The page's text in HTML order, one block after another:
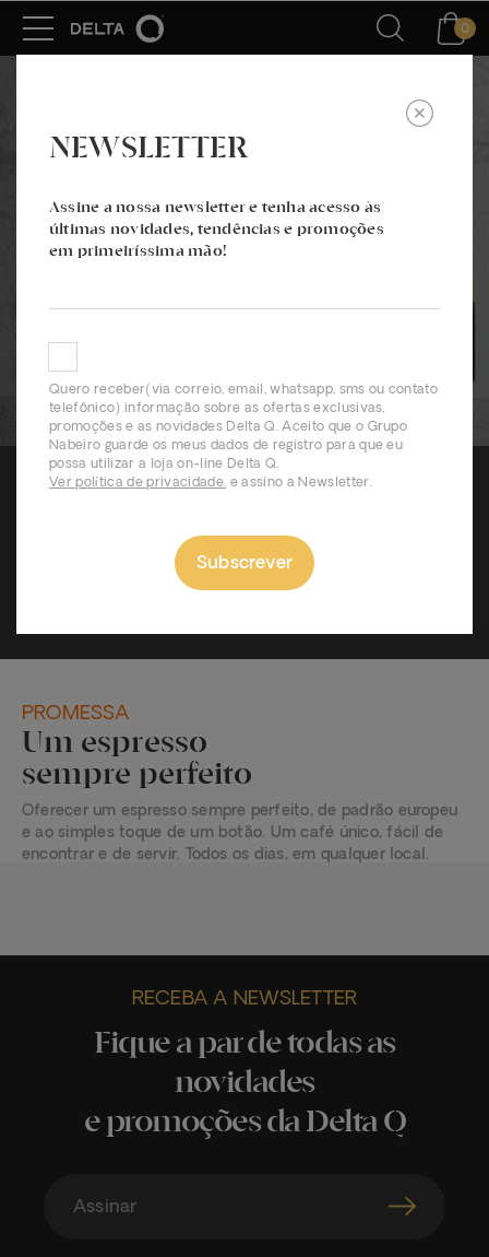
0
PROMESSA
Um espresso
sempre perfeito
Oferecer um espresso sempre perfeito, de padrão europeu
e ao simples toque de um botão. Um café único, fácil de
encontrar e de servir. Todos os dias, em qualquer local.
RECEBA A NEWSLETTER
Fique a par de todas as
novidades
e promoções da Delta Q
Assinar
NEWSLETTER
Assine a nossa newsletter e tenha acesso às
últimas novidades, tendências e promoções
em primeiríssima mão!
Quero receber(via correio, email, whatsapp, sms ou contato
telefônico) informação sobre as ofertas exclusivas,
promoções e as novidades Delta Q. Aceito que o Grupo
Nabeiro guarde os meus dados de registro para que eu
possa utilizar a loja on-line Delta Q.
Ver política de privacidade. e assino a Newsletter.
Subscrever